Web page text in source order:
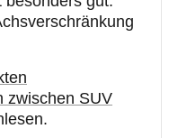
zwischen SUV